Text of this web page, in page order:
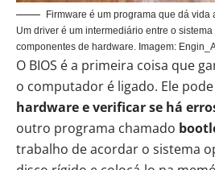
Firmware é um programa que dá vida
Um driver é um intermediário entre o
componentes de hardware. Imagem:
O BIOS é a primeira coisa que
o computador é ligado. Ele pode
hardware e verificar se há
outro programa chamado
trabalho de acordar o sistema